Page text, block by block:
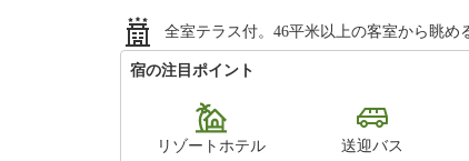
全室テラス付。46平米以上の客室から眺め
宿の注目ポイント
リゾートホテル 送迎バス